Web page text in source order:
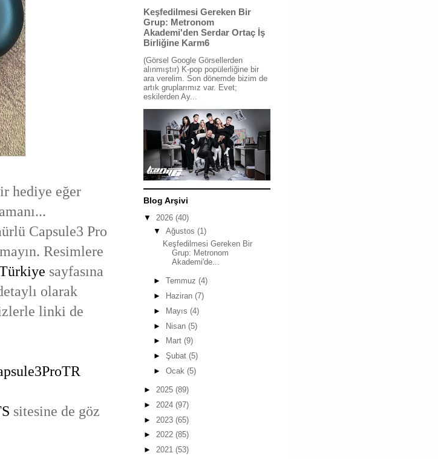
hediye eğer
Capsule3 Pro
Resimlere
sayfasına
olarak
linki de
sitesine de göz
Keşfedilmesi Gereken Bir
Grup: Metronom
Akademi'den Serdar Ortaç İş
Birliğine Karm6
(Görsel Google Görsellerden
alınmıştır) K-pop popülerliğine bir
ara verelim. Son dönemde bizim de
artık gruplarımız var. Evet;
eskilerden Ay...
Blog Arşivi
▼ 2026 (40)
▼ Ağustos (1)
Keşfedilmesi Gereken Bir
Grup: Metronom
Akademi'de...
► Temmuz (4)
►
Haziran (7)
►
Mayıs (4)
► Nisan (5)
►
Mart (9)
► Şubat (5)
► Ocak (5)
► 2025 (89)
► 2024 (97)
► 2023 (65)
► 2022 (85)
► 2021 (53)